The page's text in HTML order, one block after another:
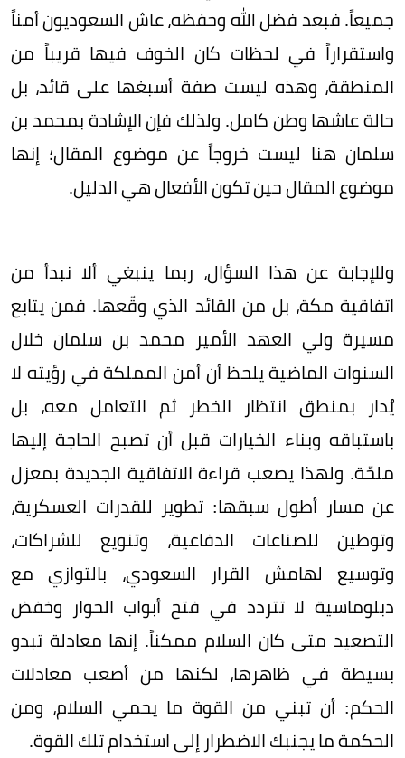
جميعاً. فبعد فضل الله وحفظه، عاش السعوديون أمناً
واستقراراً في لحظات كان الخوف فيها قريباً من
المنطقة، وهذه ليست صفة أسبغها على قائد، بل
حالة عاشها وطن كامل. ولذلك فإن الإشادة بمحمد بن
سلمان هنا ليست خروجاً عن موضوع المقال؛ إنها
موضوع المقال حين تكون الأفعال هي الدليل.
وللإجابة عن هذا السؤال، ربما ينبغي ألا نبدأ من
اتفاقية مكة، بل من القائد الذي وقّعها. فمن يتابع
مسيرة ولي العهد الأمير محمد بن سلمان خلال
السنوات الماضية يلحظ أن أمن المملكة في رؤيته لا
يُدار بمنطق انتظار الخطر ثم التعامل معه، بل
باستباقه وبناء الخيارات قبل أن تصبح الحاجة إليها
ملحّة. ولهذا يصعب قراءة الاتفاقية الجديدة بمعزل
عن مسار أطول سبقها: تطوير للقدرات العسكرية،
وتوطين للصناعات الدفاعية، وتنويع للشراكات،
وتوسيع لهامش القرار السعودي، بالتوازي مع
دبلوماسية لا تتردد في فتح أبواب الحوار وخفض
التصعيد متى كان السلام ممكناً. إنها معادلة تبدو
بسيطة في ظاهرها، لكنها من أصعب معادلات
الحكم: أن تبني من القوة ما يحمي السلام، ومن
الحكمة ما يجنبك الاضطرار إلى استخدام تلك القوة.